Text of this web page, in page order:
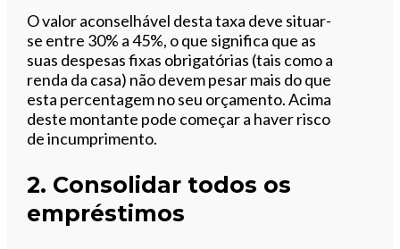
O valor aconselhável desta taxa deve situar-
se entre 30% a 45%, o que significa que as
suas despesas fixas obrigatórias (tais como a
renda da casa) não devem pesar mais do que
esta percentagem no seu orçamento. Acima
deste montante pode começar a haver risco
de incumprimento.
2. Consolidar todos os
empréstimos